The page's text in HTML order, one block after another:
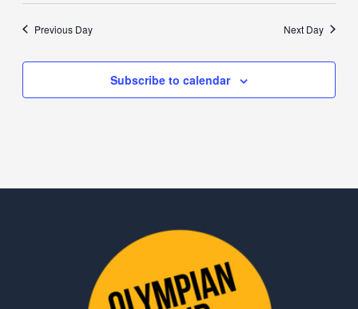
Previous Day Next Day
Subscribe to calendar